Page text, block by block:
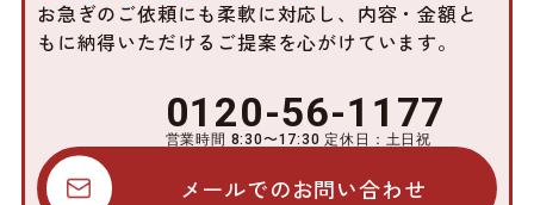
お急ぎのご依頼にも柔軟に対応し、内容・金額と
もに納得いただけるご提案を心がけています。
0120-56-1177
営業時間 8:30〜17:30 定休日：土日祝
メールでのお問い合わせ